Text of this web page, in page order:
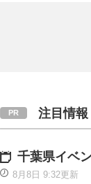
注目情報
千葉県イベ
8月8日 9:32更新